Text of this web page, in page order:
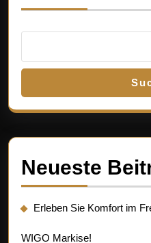
Neueste
Erleben Sie Komfort im
WIGO Markise!